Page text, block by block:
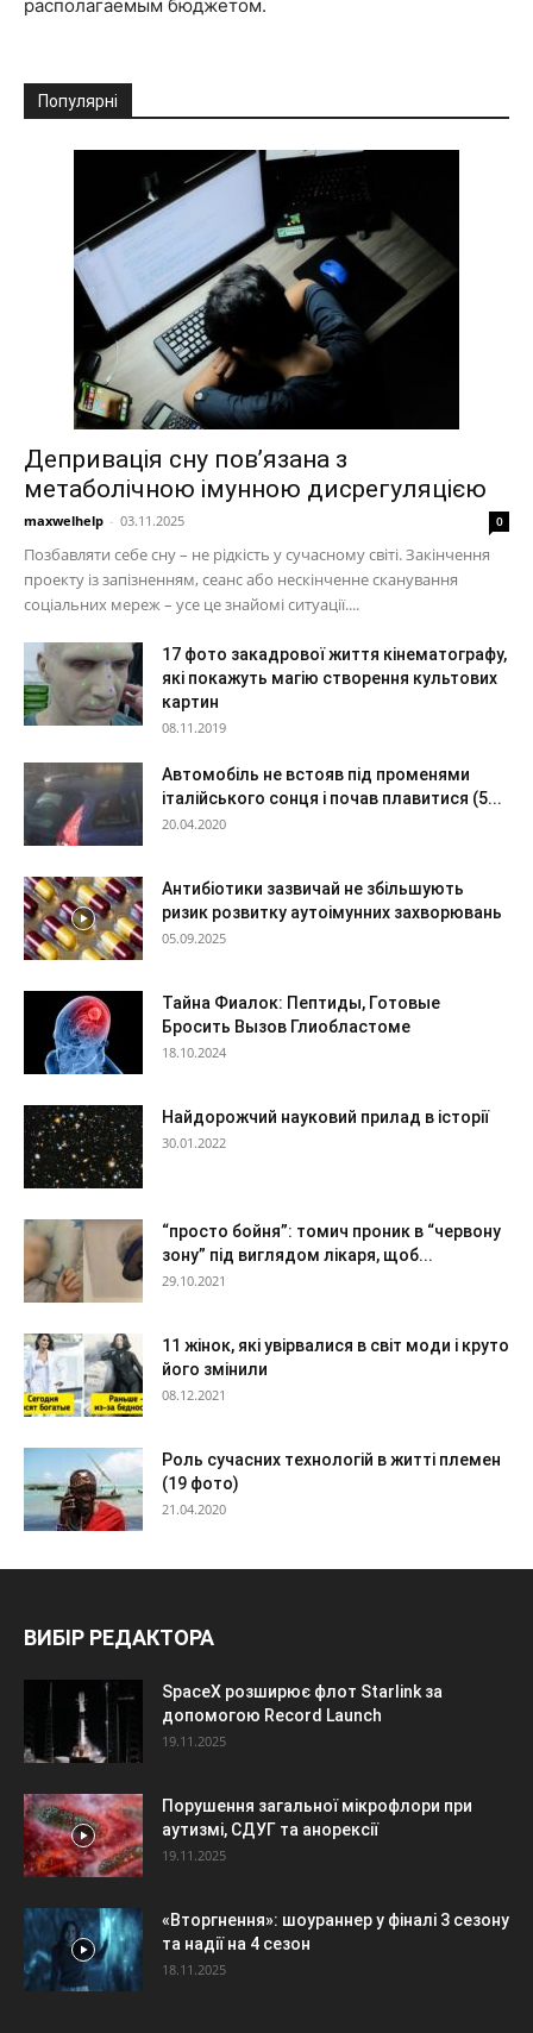
располагаемым бюджетом.
Популярні
Депривація сну пов’язана з
метаболічною імунною дисрегуляцією
maxwelhelp - 03.11.2025 0
Позбавляти себе сну – не рідкість у сучасному світі. Закінчення
проекту із запізненням, сеанс або нескінченне сканування
соціальних мереж – усе це знайомі ситуації....
17 фото закадрової життя кінематографу,
які покажуть магію створення культових
картин
08.11.2019
Автомобіль не встояв під променями
італійського сонця і почав плавитися (5...
20.04.2020
Антибіотики зазвичай не збільшують
ризик розвитку аутоімунних захворювань
05.09.2025
Тайна Фиалок: Пептиды, Готовые
Бросить Вызов Глиобластоме
18.10.2024
Найдорожчий науковий прилад в історії
30.01.2022
“просто бойня”: томич проник в “червону
зону” під виглядом лікаря, щоб...
29.10.2021
11 жінок, які увірвалися в світ моди і круто
його змінили
08.12.2021
Роль сучасних технологій в житті племен
(19 фото)
21.04.2020
ВИБІР РЕДАКТОРА
SpaceX розширює флот Starlink за
допомогою Record Launch
19.11.2025
Порушення загальної мікрофлори при
аутизмі, СДУГ та анорексії
19.11.2025
«Вторгнення»: шоураннер у фіналі 3 сезону
та надії на 4 сезон
18.11.2025